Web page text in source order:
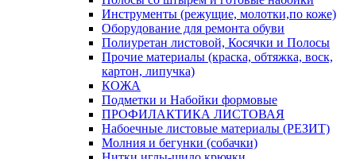
Инструменты (режущие, молотки,по коже)
Оборудование для ремонта обуви
Полиуретан листовой, Косячки и Полосы
Прочие материалы (краска, обтяжка, воск,
картон, липучка)
КОЖА
Подметки и Набойки формовые
ПРОФИЛАКТИКА ЛИСТОВАЯ
Набоечные листовые материалы (РЕЗИТ)
Молния и бегунки (собачки)